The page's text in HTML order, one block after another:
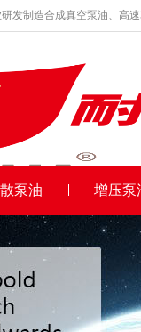
发制造合成真空泵油、高
泵油 增压泵